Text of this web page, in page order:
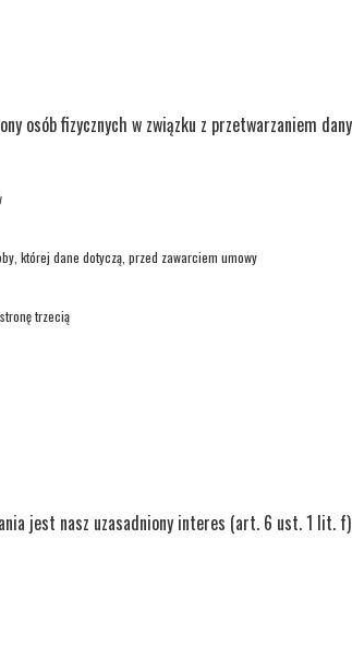
osób fizycznych w związku z przetwarzaniem
której dane dotyczą, przed zawarciem umowy
trzecią
jest nasz uzasadniony interes (art. 6 ust. 1 lit.